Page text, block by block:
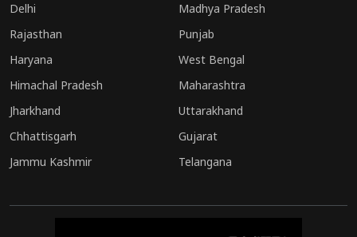
Delhi
Madhya Pradesh
Rajasthan
Punjab
Haryana
West Bengal
Himachal Pradesh
Maharashtra
Jharkhand
Uttarakhand
Chhattisgarh
Gujarat
Jammu Kashmir
Telangana